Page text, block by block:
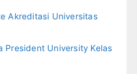
Akreditasi Universitas
President University Kelas